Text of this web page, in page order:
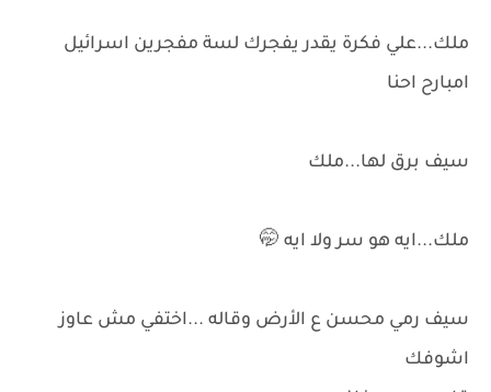
ملك...علي فكرة يقدر يفجرك لسة مفجرين اسرائيل
امبارح احنا
سيف برق لها...ملك
ملك...ايه هو سر ولا ايه 🤭
سيف رمي محسن ع الأرض وقاله ...اختفي مش عاوز
اشوفك